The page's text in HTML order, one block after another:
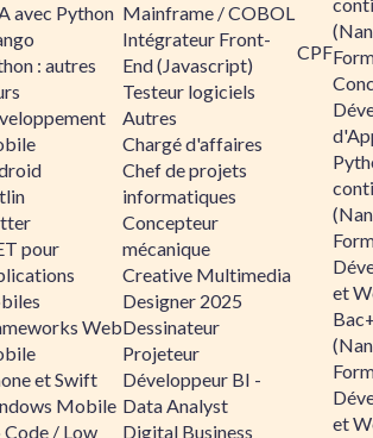
avec Python
: autres
pour
Web
et Swift
Mobile
/ Low
Mainframe / COBOL
Intégrateur Front-
End (Javascript)
Testeur logiciels
Autres
Chargé d'affaires
Chef de projets
informatiques
Concepteur
mécanique
Creative Multimedia
Designer 2025
Dessinateur
Projeteur
Développeur BI -
Data Analyst
Digital Business
CPF
et
et